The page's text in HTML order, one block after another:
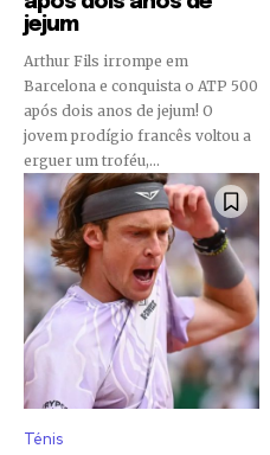
jejum
Arthur Fils irrompe em
Barcelona e conquista o ATP 500
após dois anos de jejum! O
jovem prodígio francês voltou a
erguer um troféu,...
Ténis